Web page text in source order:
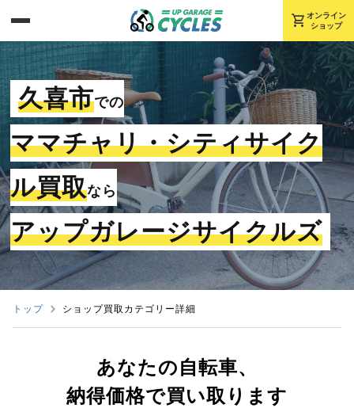
shopping_cart オンライン
ショップ
久喜市での
ママチャリ・シティサイク
ル買取なら
アップガレージサイクルズ
トップ ショップ買取カテゴリー詳細
あなたの自転車、
納得価格で買い取ります